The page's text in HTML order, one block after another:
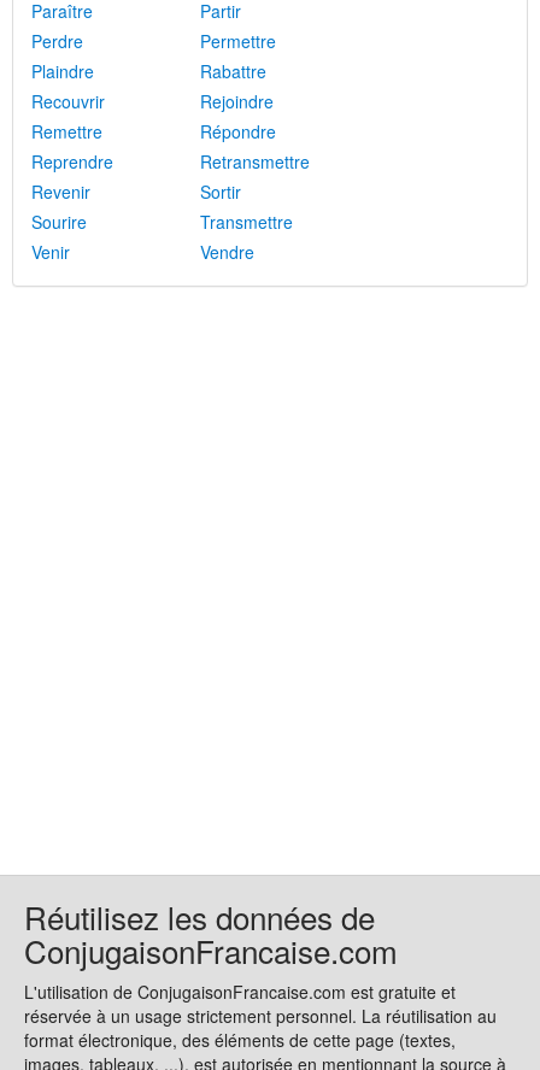
Paraître
Partir
Perdre
Permettre
Plaindre
Rabattre
Recouvrir
Rejoindre
Remettre
Répondre
Reprendre
Retransmettre
Revenir
Sortir
Sourire
Transmettre
Venir
Vendre
Réutilisez les données de
ConjugaisonFrancaise.com
L'utilisation de ConjugaisonFrancaise.com est gratuite et
réservée à un usage strictement personnel. La réutilisation au
format électronique, des éléments de cette page (textes,
images, tableaux, ...), est autorisée en mentionnant la source à